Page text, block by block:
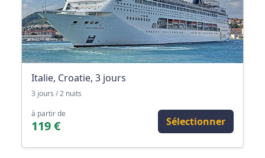
Italie, Croatie, 3 jours
3 jours / 2 nuits
à partir de
119 € Sélectionner